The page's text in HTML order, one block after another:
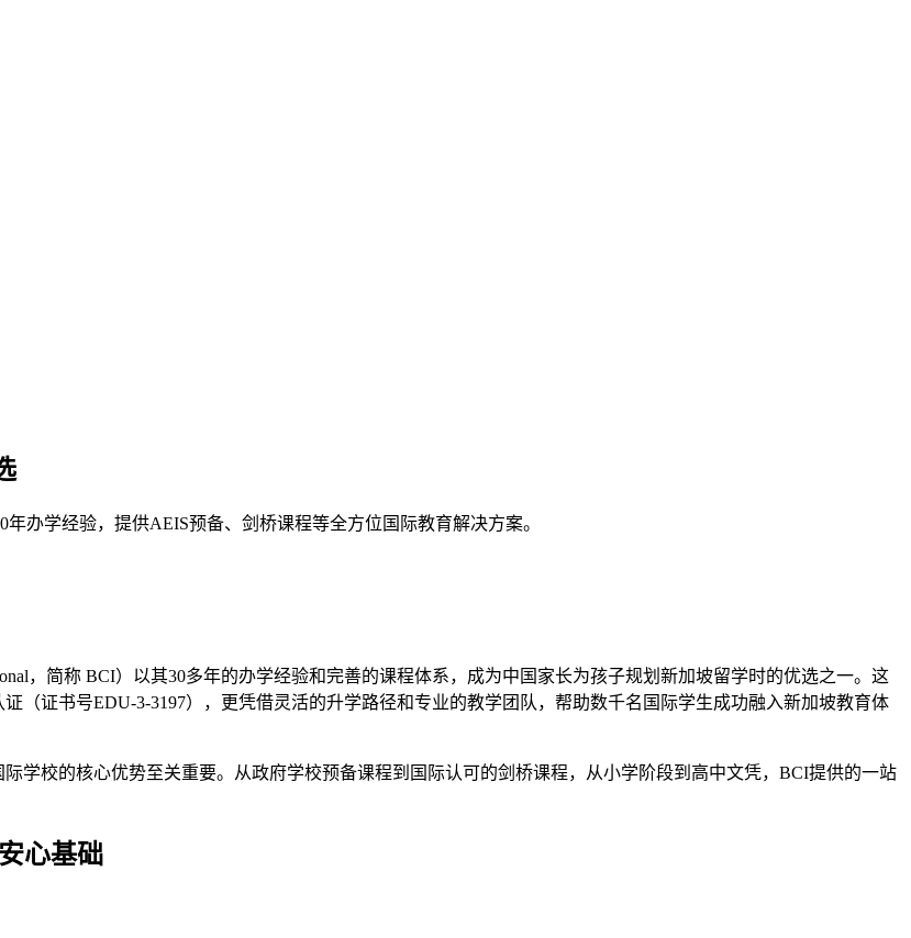
办学经验，提供AEIS预备、剑桥课程等全方位国际教育解决方案。
，简称 BCI）以其30多年的办学经验和完善的课程体系，成为中国家长为孩子规划新加坡留学时的优选之一。这
证（证书号EDU-3-3197），更凭借灵活的升学路径和专业的教学团队，帮助数千名国际学生成功融入新加坡教育体
学校的核心优势至关重要。从政府学校预备课程到国际认可的剑桥课程，从小学阶段到高中文凭，BCI提供的一站
心基础